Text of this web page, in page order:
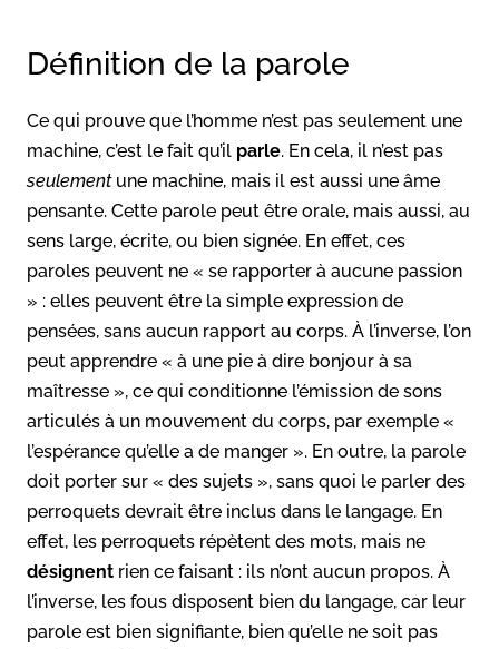
Définition de la parole
Ce qui prouve que l’homme n’est pas seulement une
machine, c’est le fait qu’il parle. En cela, il n’est pas
seulement une machine, mais il est aussi une âme
pensante. Cette parole peut être orale, mais aussi, au
sens large, écrite, ou bien signée. En effet, ces
paroles peuvent ne « se rapporter à aucune passion
» : elles peuvent être la simple expression de
pensées, sans aucun rapport au corps. À l’inverse, l’on
peut apprendre « à une pie à dire bonjour à sa
maîtresse », ce qui conditionne l’émission de sons
articulés à un mouvement du corps, par exemple «
l’espérance qu’elle a de manger ». En outre, la parole
doit porter sur « des sujets », sans quoi le parler des
perroquets devrait être inclus dans le langage. En
effet, les perroquets répètent des mots, mais ne
désignent rien ce faisant : ils n’ont aucun propos. À
l’inverse, les fous disposent bien du langage, car leur
parole est bien signifiante, bien qu’elle ne soit pas